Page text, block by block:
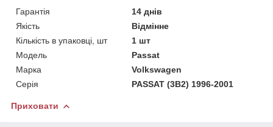
Гарантія
14 днів
Якість
Відмінне
Кількість в упаковці, шт
1 шт
Мoдель
Passat
Марка
Volkswagen
Серія
PASSAT (3B2) 1996-2001
Приховати